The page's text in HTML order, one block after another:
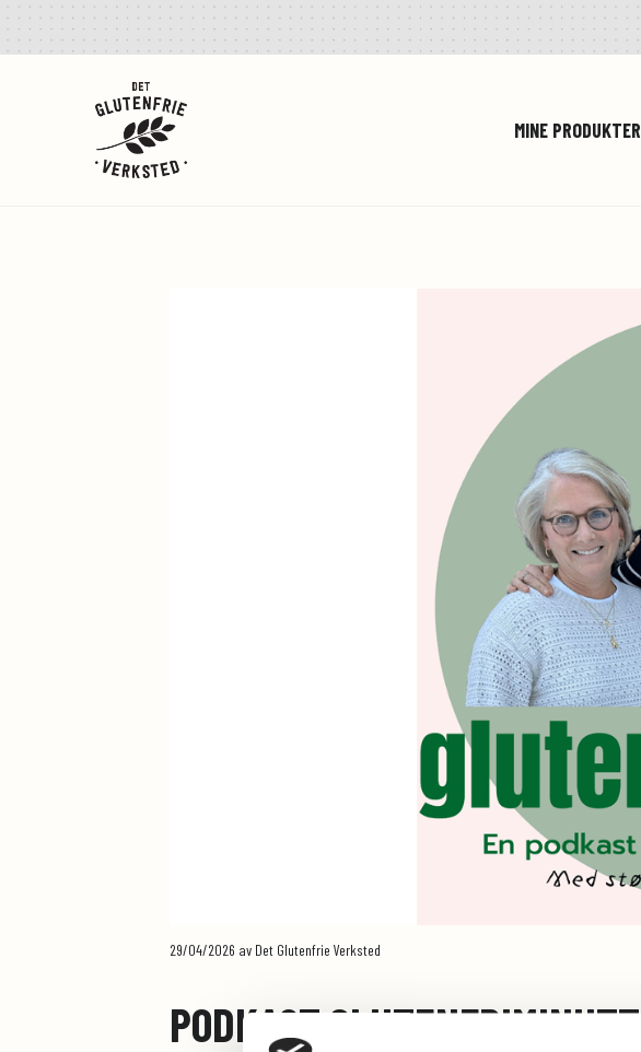
MINE PRODUKTER
29/04/2026 av Det Glutenfrie Verksted
PODKAST GLUTENFRIMINUTT